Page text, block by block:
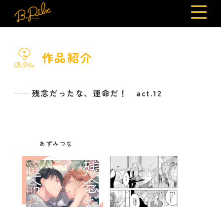
作品紹介
残念だったな、運命だ！ act.12
あずみつな